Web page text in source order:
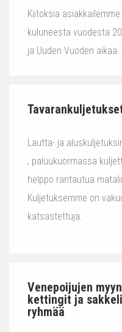
Kiitoksia
kuluneesta vuodesta
ja Uuden Vuoden
Lautta- ja
, paluukuormassa
helppo rantautua
Kuljetuksemme on
katsastettuja.
Venepoijujen
kettingit ja
ryhmää